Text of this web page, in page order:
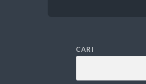
CARI